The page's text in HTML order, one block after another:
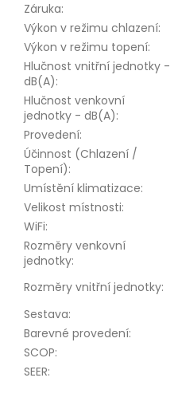
Záruka:
Výkon v režimu chlazení:
Výkon v režimu topení:
Hlučnost vnitřní jednotky -
dB(A):
Hlučnost venkovní
jednotky - dB(A):
Provedení:
Účinnost (Chlazení /
Topení):
Umístění klimatizace:
Velikost místnosti:
WiFi:
Rozměry venkovní
jednotky:
Rozměry vnitřní jednotky:
Sestava:
Barevné provedení:
SCOP:
SEER: